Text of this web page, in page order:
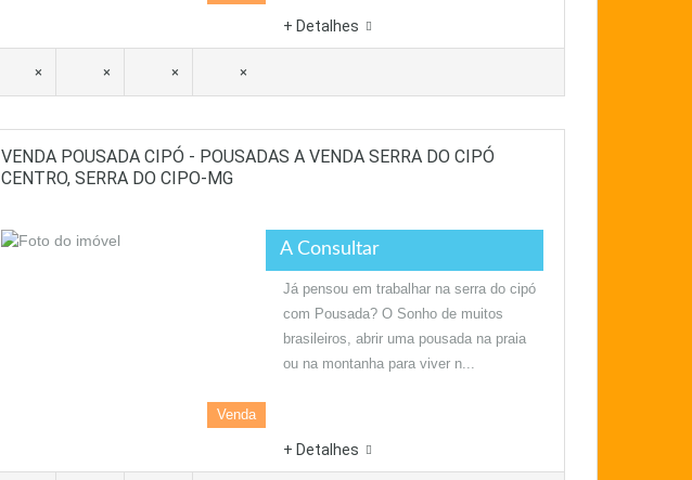
+ Detalhes
× × × ×
VENDA POUSADA CIPÓ - POUSADAS A VENDA SERRA DO CIPÓ
CENTRO, SERRA DO CIPO-MG
Venda
A Consultar
Já pensou em trabalhar na serra do cipó
com Pousada? O Sonho de muitos
brasileiros, abrir uma pousada na praia
ou na montanha para viver n...
+ Detalhes